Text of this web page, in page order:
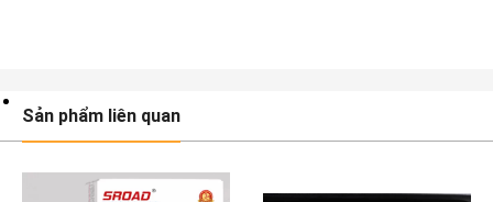
Sản phẩm liên quan